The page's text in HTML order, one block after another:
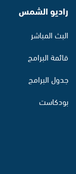
راديو الشمس
البث المباشر
قائمة البرامج
جدول البرامج
بودكاست